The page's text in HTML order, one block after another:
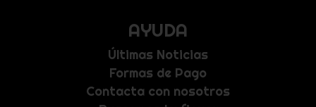
AYUDA
Últimas Noticias
Formas de Pago
Contacta con nosotros